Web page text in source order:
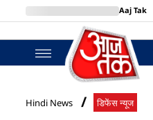
Aaj Tak
BT Bazaar
Hindi News डिफेंस न्यूज